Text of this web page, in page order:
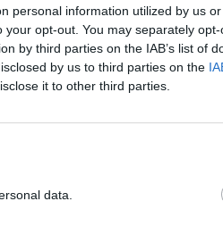
personal information utilized by us
opt-out. You may separately
by third parties on the IAB’s list of
by us to third parties on the
it to other third parties.
data.